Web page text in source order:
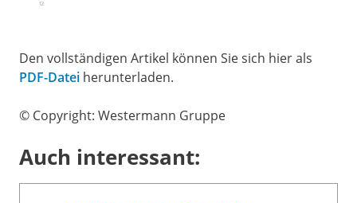
Den vollständigen Artikel können Sie sich hier als
PDF-Datei herunterladen.
© Copyright: Westermann Gruppe
Auch interessant: